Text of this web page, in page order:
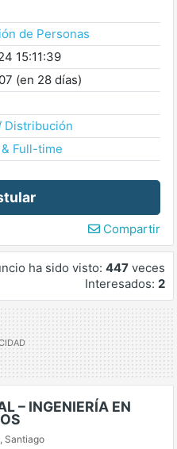
de Personas
15:11:39
(en 28 días)
Distribución
Full-time
Compartir
ha sido visto: 447 veces
Interesados: 2
– INGENIERÍA EN
, Santiago